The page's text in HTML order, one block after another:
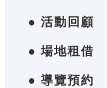
● 活動回顧
● 場地租借
● 導覽預約